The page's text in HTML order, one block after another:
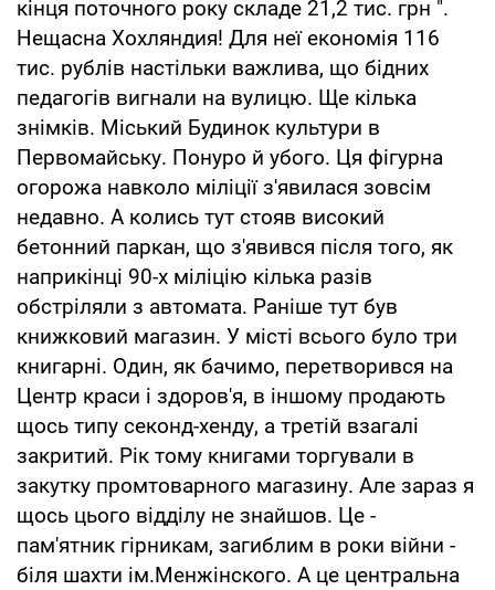
кінця поточного року складе 21,2 тис. грн ".
Нещасна Хохляндия! Для неї економія 116
тис. рублів настільки важлива, що бідних
педагогів вигнали на вулицю. Ще кілька
знімків. Міський Будинок культури в
Первомайську. Понуро й убого. Ця фігурна
огорожа навколо міліції з'явилася зовсім
недавно. А колись тут стояв високий
бетонний паркан, що з'явився після того, як
наприкінці 90-х міліцію кілька разів
обстріляли з автомата. Раніше тут був
книжковий магазин. У місті всього було три
книгарні. Один, як бачимо, перетворився на
Центр краси і здоров'я, в іншому продають
щось типу секонд-хенду, а третій взагалі
закритий. Рік тому книгами торгували в
закутку промтоварного магазину. Але зараз я
щось цього відділу не знайшов. Це -
пам'ятник гірникам, загиблим в роки війни -
біля шахти ім.Менжінского. А це центральна